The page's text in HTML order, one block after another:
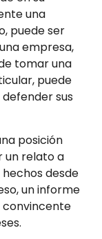
una
puede ser
empresa,
tomar una
puede
sus
posición
un relato a
desde
un informe
convincente